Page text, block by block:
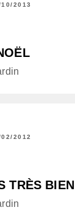
2013
02/2012
TRÈS BIEN